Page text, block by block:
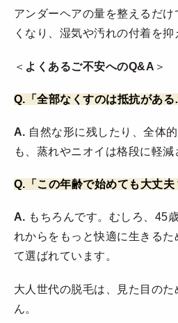
アンダーヘアの量を整えるだけ
くなり、湿気や汚れの付着を抑
＜ よくあるご不安へのQ&A ＞
Q.「全部なくすのは抵抗があ
A. 自然な形に残したり、全体
も、蒸れやニオイは格段に軽減
Q.「この年齢で始めても大丈夫
A. もちろんです。むしろ、45
れからをもっと快適に生きる
て選ばれています。
大人世代の脱毛は、見た目の
ん。